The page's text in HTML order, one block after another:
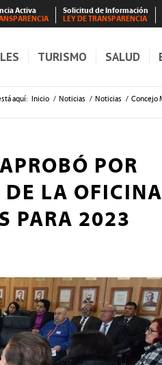
Activa
Solicitud de Información
LEY DE TRANSPARENCIA
TURISMO SALUD
aquí: Inicio / Noticias / Noticias / Concejo
POR
LA
PARA 2023